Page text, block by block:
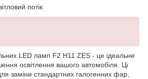
потік
LED ламп F2 H11 ZES - це ідеальне
освітлення вашого автомобіля. Ці
заміни стандартних галогенних фар,